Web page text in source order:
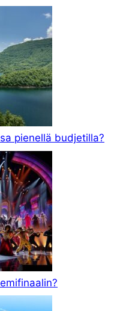
pienellä budjetilla?